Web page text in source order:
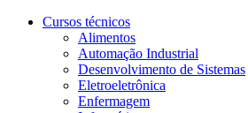
Cursos técnicos
Alimentos
Automação Industrial
Desenvolvimento de Sistemas
Eletroeletrônica
Enfermagem